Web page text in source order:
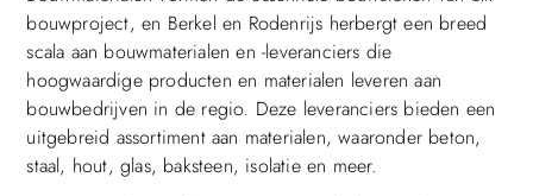
bouwproject, en Berkel en Rodenrijs herbergt een breed
scala aan bouwmaterialen en -leveranciers die
hoogwaardige producten en materialen leveren aan
bouwbedrijven in de regio. Deze leveranciers bieden een
uitgebreid assortiment aan materialen, waaronder beton,
staal, hout, glas, baksteen, isolatie en meer.